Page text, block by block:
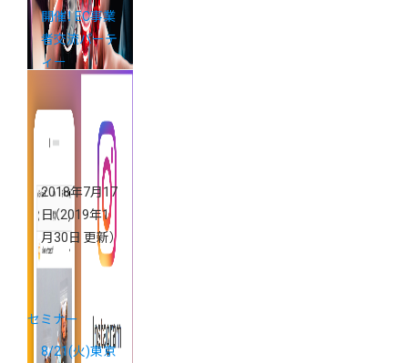
開催！ EC事業
者交流パーテ
ィー
2018年7月17
日（2019年1
月30日 更新）
セミナー
8/21(火)東京